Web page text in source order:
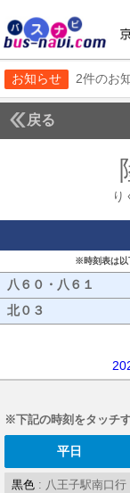
お知らせ 2件のお
戻る
り
※時刻表は以
八６０・八６１
北０３
※下記の時刻をタッチ
平日
黒色 : 八王子駅南口